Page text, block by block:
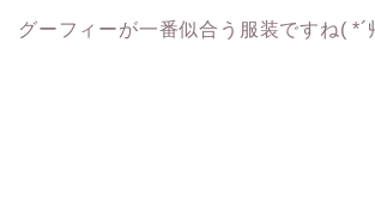
グーフィーが一番似合う服装ですね(